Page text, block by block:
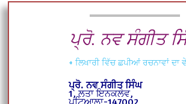
ਪ੍ਰੋ. ਨਵ ਸੰਗੀਤ
+ ਲਿਖਾਰੀ ਵਿੱਚ ਛਪੀਆਂ ਰਚਨਾਵਾਂ ਦਾ
ਪ੍ਰੋ. ਨਵ ਸੰਗੀਤ ਸਿੰਘ
1, ਲਤਾ ਇਨਕਲੇਵ,